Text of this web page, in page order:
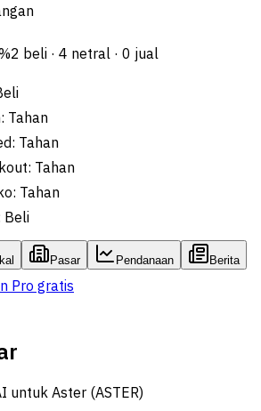
2 beli · 4 netral · 0 jual
: Tahan
: Tahan
: Tahan
: Tahan
Beli
Pasar Pendanaan Berita
Pro gratis
untuk Aster (ASTER)